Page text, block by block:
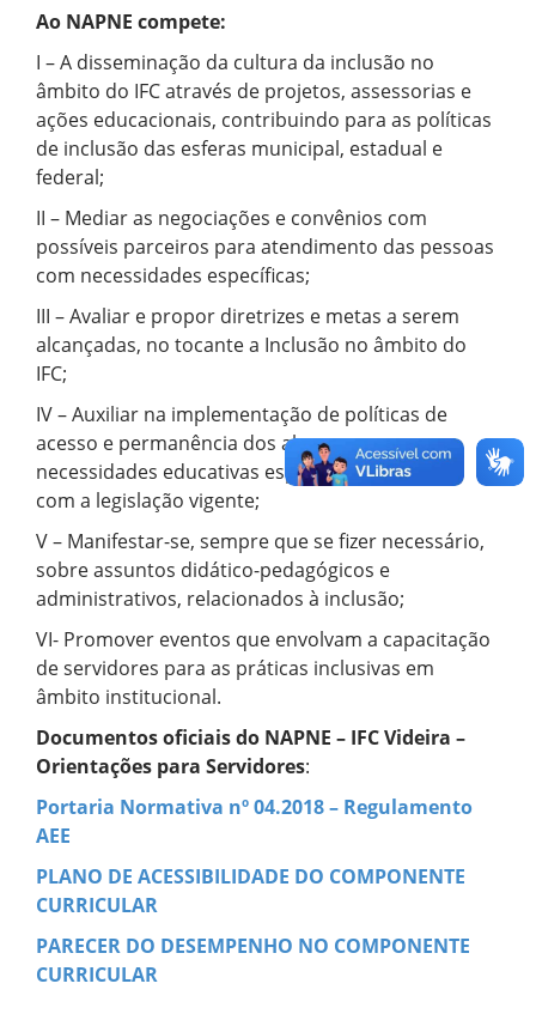
Ao NAPNE compete:
I – A disseminação da cultura da inclusão no
âmbito do IFC através de projetos, assessorias e
ações educacionais, contribuindo para as políticas
de inclusão das esferas municipal, estadual e
federal;
II – Mediar as negociações e convênios com
possíveis parceiros para atendimento das pessoas
com necessidades específicas;
III – Avaliar e propor diretrizes e metas a serem
alcançadas, no tocante a Inclusão no âmbito do
IFC;
IV – Auxiliar na implementação de políticas de
acesso e permanência dos alunos com
necessidades educativas específicas de acordo
com a legislação vigente;
V – Manifestar-se, sempre que se fizer necessário,
sobre assuntos didático-pedagógicos e
administrativos, relacionados à inclusão;
VI- Promover eventos que envolvam a capacitação
de servidores para as práticas inclusivas em
âmbito institucional.
Documentos oficiais do NAPNE – IFC Videira –
Orientações para Servidores:
Portaria Normativa nº 04.2018 – Regulamento
AEE
PLANO DE ACESSIBILIDADE DO COMPONENTE
CURRICULAR
PARECER DO DESEMPENHO NO COMPONENTE
CURRICULAR